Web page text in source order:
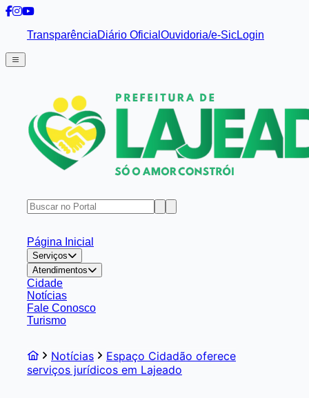
TransparênciaDiário Oficial Ouvidoria/e-SicLogin
Página Inicial
Serviços
Atendimentos
Cidade
Notícias
Fale Conosco
Turismo
Notícias
Espaço Cidadão oferece
serviços jurídicos em Lajeado